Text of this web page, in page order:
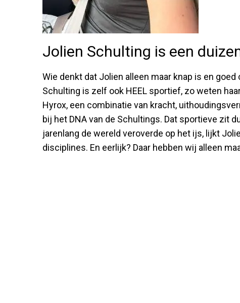
Jolien Schulting is een
Wie denkt dat Jolien alleen maar knap is en
Schulting is zelf ook HEEL sportief, zo weten
Hyrox, een combinatie van kracht,
bij het DNA van de Schultings. Dat sportieve zit
jarenlang de wereld veroverde op het ijs, lijkt
disciplines. En eerlijk? Daar hebben wij alleen